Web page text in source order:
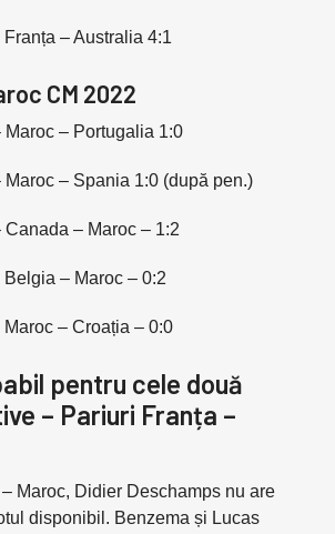
– Australia 4:1
CM 2022
Maroc – Portugalia 1:0
Maroc – Spania 1:0 (după pen.)
– Maroc – 1:2
Belgia – Maroc – 0:2
Maroc – Croația – 0:0
pentru cele două
– Pariuri Franța –
– Maroc, Didier Deschamps nu are
disponibil. Benzema și Lucas